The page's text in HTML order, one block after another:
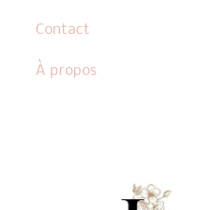
Contact
À propos